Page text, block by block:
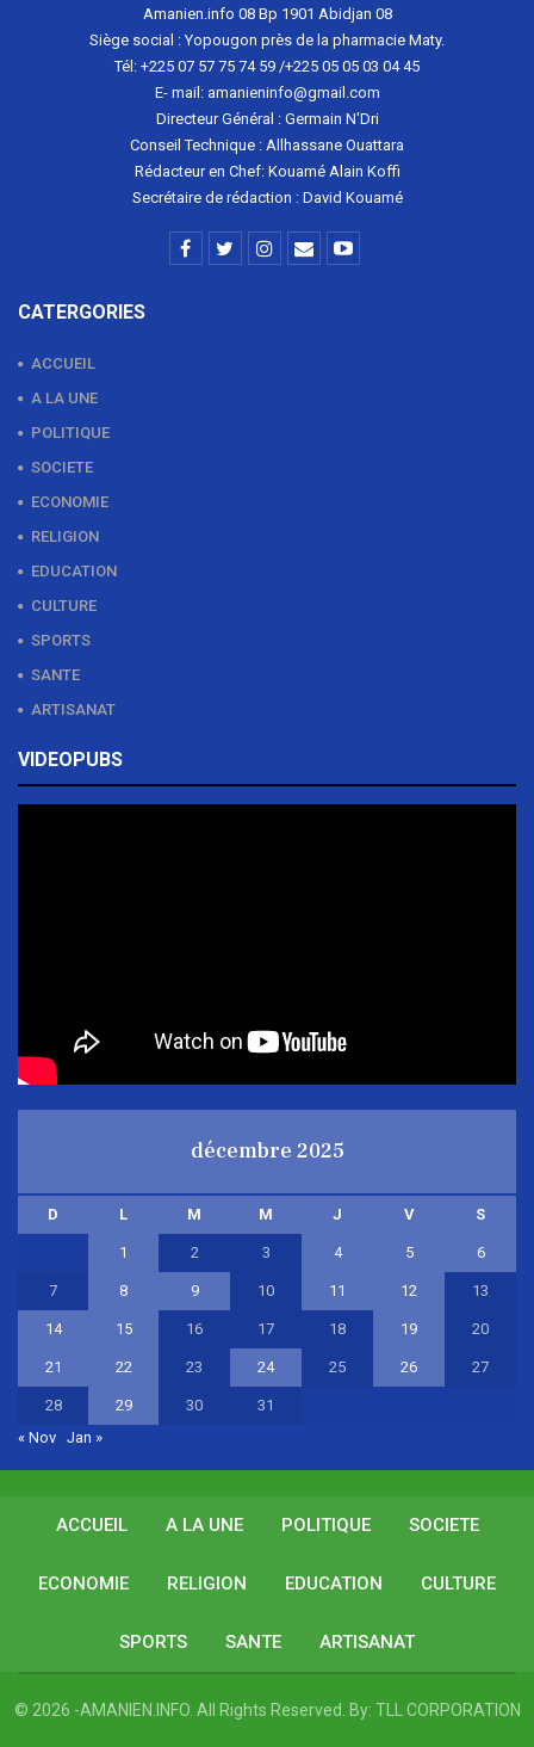
Amanien.info 08 Bp 1901 Abidjan 08
Siège social : Yopougon près de la pharmacie Maty.
Tél: +225 07 57 75 74 59 /+225 05 05 03 04 45
E- mail: amanieninfo@gmail.com
Directeur Général : Germain N'Dri
Conseil Technique : Allhassane Ouattara
Rédacteur en Chef: Kouamé Alain Koffi
Secrétaire de rédaction : David Kouamé
CATERGORIES
ACCUEIL
A LA UNE
POLITIQUE
SOCIETE
ECONOMIE
RELIGION
EDUCATION
CULTURE
SPORTS
SANTE
ARTISANAT
VIDEOPUBS
décembre 2025
D L M M J V S
1 2 3 4 5 6
7 8 9 10 11 12 13
14 15 16 17 18 19 20
21 22 23 24 25 26 27
28 29 30
31
« Nov Jan »
ACCUEIL A LA UNE POLITIQUE SOCIETE
ECONOMIE RELIGION EDUCATION CULTURE
SPORTS SANTE ARTISANAT
© 2026 -AMANIEN.INFO. All Rights Reserved. By: TLL CORPORATION